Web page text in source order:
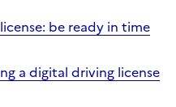
be ready in time
a digital driving license